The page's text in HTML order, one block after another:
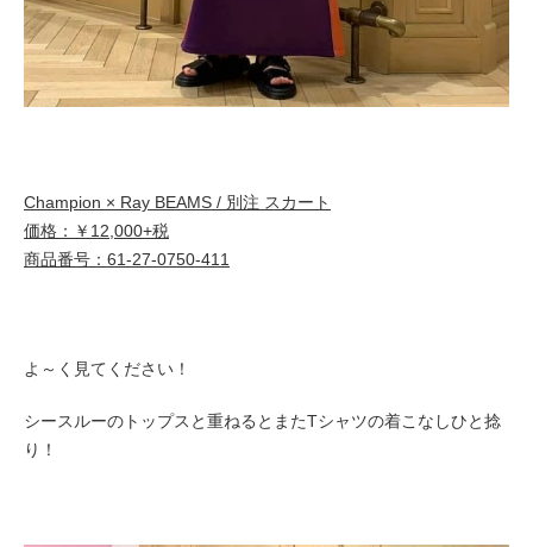
Champion × Ray BEAMS / 別注 スカート
価格：￥12,000+税
商品番号：61-27-0750-411
よ～く見てください！
シースルーのトップスと重ねるとまたTシャツの着こなしひと捻
り！